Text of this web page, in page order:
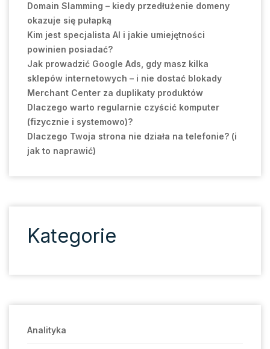
Domain Slamming – kiedy przedłużenie domeny
okazuje się pułapką
Kim jest specjalista AI i jakie umiejętności
powinien posiadać?
Jak prowadzić Google Ads, gdy masz kilka
sklepów internetowych – i nie dostać blokady
Merchant Center za duplikaty produktów
Dlaczego warto regularnie czyścić komputer
(fizycznie i systemowo)?
Dlaczego Twoja strona nie działa na telefonie? (i
jak to naprawić)
Kategorie
Analityka